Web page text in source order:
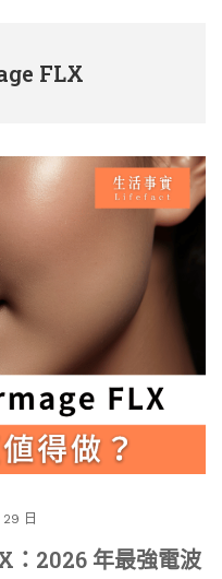
FLX
日
2026 年最強電波